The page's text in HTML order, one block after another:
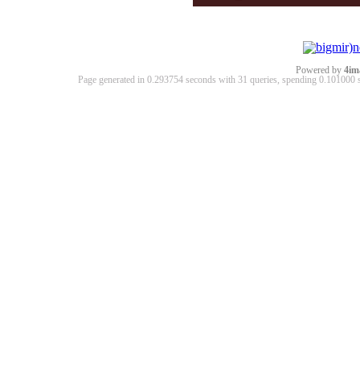
Powered by
Page generated in 0.293754 seconds with 31 queries, spending